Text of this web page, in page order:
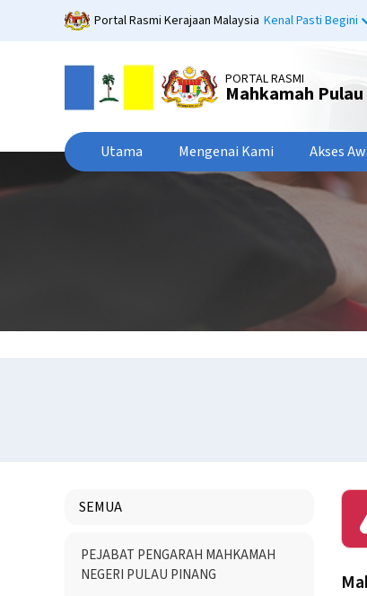
Portal Rasmi Kerajaan Malaysia Kenal Pasti Begini
PORTAL RASMI
Mahkamah
Utama Mengenai Kami Akses
SEMUA
Menu
Directory
PEJABAT PENGARAH MAHKAMAH
NEGERI PULAU PINANG